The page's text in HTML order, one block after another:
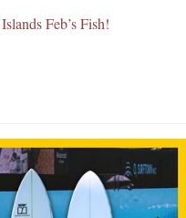
Feb’s Fish!